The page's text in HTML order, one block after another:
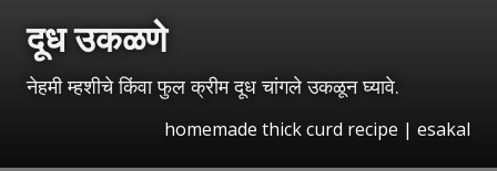
दूध उकळणे
नेहमी म्हशीचे किंवा फुल क्रीम दूध चांगले उकळून घ्यावे.
homemade thick curd recipe | esakal